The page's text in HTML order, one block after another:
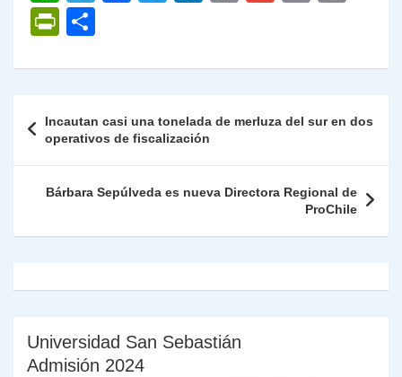
h
at
s
p
p
gr
m
e
o
o
k
er e
n
y
n
k
l
l
P
nt
ie
n
dl
m
ar
tir
de
entradas
Incautan casi una tonelada de merluza del sur en dos
operativos de fiscalización
Bárbara Sepúlveda es nueva Directora Regional de
ProChile
Universidad San Sebastián
Admisión 2024